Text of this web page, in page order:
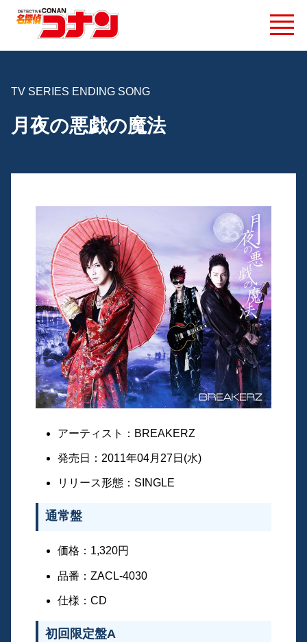
TV SERIES ENDING SONG
月夜の悪戯の魔法
アーティスト：BREAKERZ
発売日：2011年04月27日(水)
リリース形態：SINGLE
通常盤
価格：1,320円
品番：ZACL-4030
仕様：CD
初回限定盤A